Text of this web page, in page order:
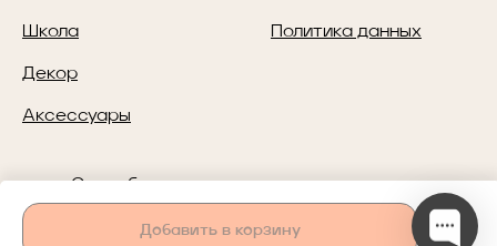
Добавить в корзину
Школа
Декор
Аксессуары
Политика данных
Способы оплаты